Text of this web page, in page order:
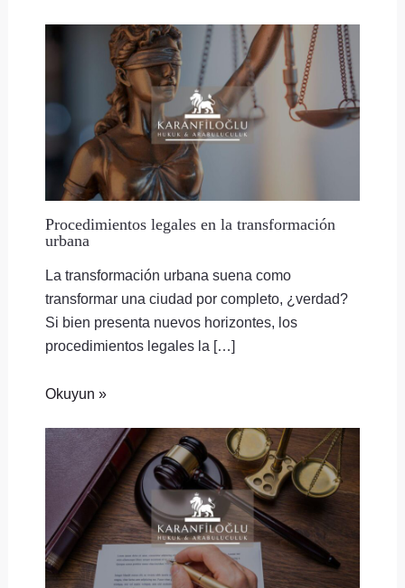
Procedimientos legales en la transformación
urbana
La transformación urbana suena como
transformar una ciudad por completo, ¿verdad?
Si bien presenta nuevos horizontes, los
procedimientos legales la […]
Okuyun »